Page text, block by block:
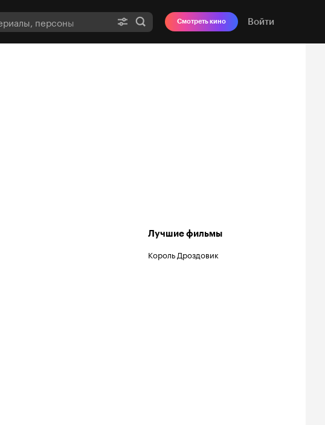
Смотреть кино Войти
Лучшие фильмы
Король Дроздовик